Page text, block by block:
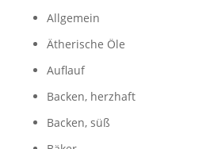
Allgemein
Ätherische Öle
Auflauf
Backen, herzhaft
Backen, süß